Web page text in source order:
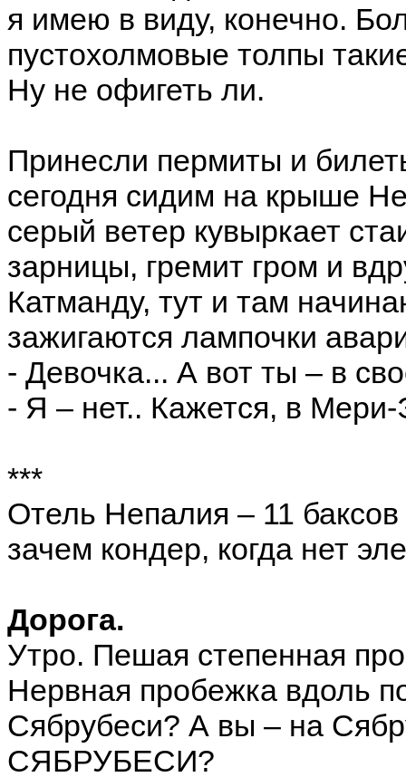
я имею в виду, конечно.
пустохолмовые толпы
Ну не офигеть ли.
Принесли пермиты и
сегодня сидим на крыше
серый ветер кувыркает
зарницы, гремит гром и
Катманду, тут и там
зажигаются лампочки
- Девочка... А вот ты – в
- Я – нет.. Кажется, в
***
Отель Непалия – 11
зачем кондер, когда нет
Дорога.
Утро. Пешая степенная
Нервная пробежка вдоль
Сябрубеси? А вы – на
СЯБРУБЕСИ?